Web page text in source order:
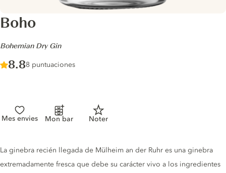
Boho
-
Bohemian Dry Gin
Score :
8.8/ 10
8 puntuaciones
Mes envies Mon bar Noter
Gin description
La ginebra recién llegada de Mülheim an der Ruhr es una ginebra
extremadamente fresca que debe su carácter vivo a los ingredientes